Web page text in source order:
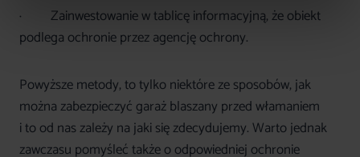
· Zainwestowanie w tablicę informacyjną, że obiekt
podlega ochronie przez agencję ochrony.
Powyższe metody, to tylko niektóre ze sposobów, jak
można zabezpieczyć garaż blaszany przed włamaniem
i to od nas zależy na jaki się zdecydujemy. Warto jednak
zawczasu pomyśleć także o odpowiedniej ochronie